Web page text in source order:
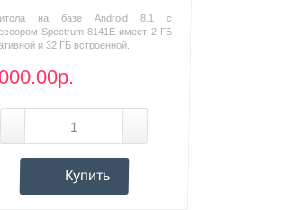
на базе Android 8.1 с
Spectrum 8141E имеет 2 ГБ
и 32 ГБ встроенной..
Купить